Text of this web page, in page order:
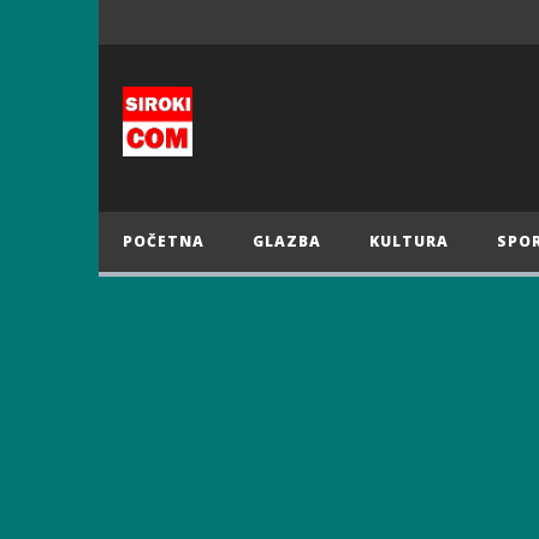
POČETNA GLAZBA KULTURA